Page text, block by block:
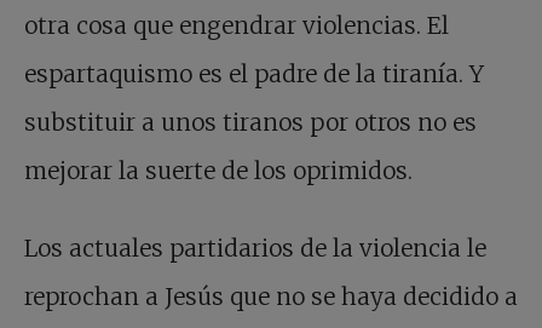
otra cosa que engendrar violencias. El
espartaquismo es el padre de la tiranía. Y
substituir a unos tiranos por otros no es
mejorar la suerte de los oprimidos.
Los actuales partidarios de la violencia le
reprochan a Jesús que no se haya decidido a